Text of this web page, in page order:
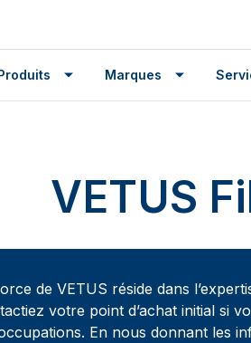
Marques
VETUS
de VETUS réside dans
votre point d’achat initial si
En nous donnant les